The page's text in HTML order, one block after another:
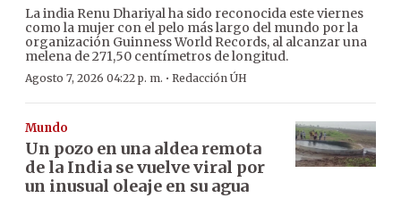
La india Renu Dhariyal ha sido reconocida este viernes
como la mujer con el pelo más largo del mundo por la
organización Guinness World Records, al alcanzar una
melena de 271,50 centímetros de longitud.
Agosto 7, 2026 04:22 p. m. · Redacción ÚH
Mundo
Un pozo en una aldea remota
de la India se vuelve viral por
un inusual oleaje en su agua